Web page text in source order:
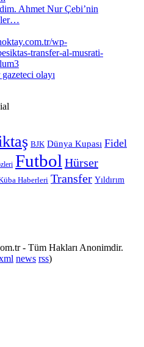
Ahmet Nur Çebi’nin
olayı
BJK Dünya Kupası Fidel
Futbol Hürser
Haberleri Transfer Yıldırım
- Tüm Hakları Anonimdir.
news rss)